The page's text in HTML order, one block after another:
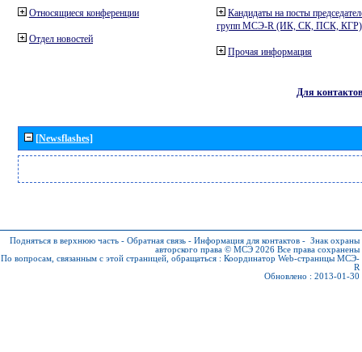
Относящиеся конференции
Отдел новостей
Кандидаты на посты
групп МСЭ-R (ИК, СК, ПСК, КГР)
Прочая информация
Для контактов
[Newsflashes]
Подняться в верхнюю часть - Обратная связь - Информация для контактов - Знак охраны
авторского права © МСЭ 2026 Все права сохранены
По вопросам, связанным с этой страницей, обращаться : Координатор Web-страницы МСЭ-
R
Обновлено : 2013-01-30